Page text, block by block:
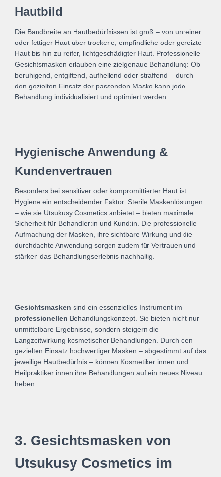
Hautbild
Die Bandbreite an Hautbedürfnissen ist groß – von unreiner
oder fettiger Haut über trockene, empfindliche oder gereizte
Haut bis hin zu reifer, lichtgeschädigter Haut. Professionelle
Gesichtsmasken erlauben eine zielgenaue Behandlung: Ob
beruhigend, entgiftend, aufhellend oder straffend – durch
den gezielten Einsatz der passenden Maske kann jede
Behandlung individualisiert und optimiert werden.
Hygienische Anwendung &
Kundenvertrauen
Besonders bei sensitiver oder kompromittierter Haut ist
Hygiene ein entscheidender Faktor. Sterile Maskenlösungen
– wie sie Utsukusy Cosmetics anbietet – bieten maximale
Sicherheit für Behandler:in und Kund:in. Die professionelle
Aufmachung der Masken, ihre sichtbare Wirkung und die
durchdachte Anwendung sorgen zudem für Vertrauen und
stärken das Behandlungserlebnis nachhaltig.
Gesichtsmasken sind ein essenzielles Instrument im
professionellen Behandlungskonzept. Sie bieten nicht nur
unmittelbare Ergebnisse, sondern steigern die
Langzeitwirkung kosmetischer Behandlungen. Durch den
gezielten Einsatz hochwertiger Masken – abgestimmt auf das
jeweilige Hautbedürfnis – können Kosmetiker:innen und
Heilpraktiker:innen ihre Behandlungen auf ein neues Niveau
heben.
3. Gesichtsmasken von
Utsukusy Cosmetics im